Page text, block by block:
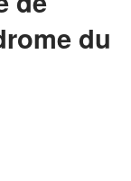
du